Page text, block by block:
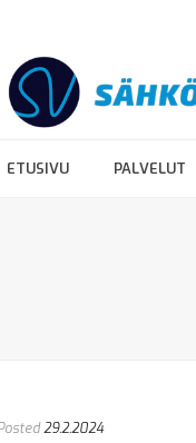
ETUSIVU PALVELUT
29.2.2024